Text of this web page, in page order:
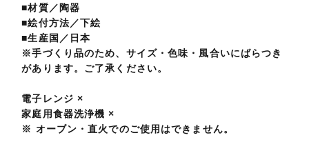
■材質／陶器
■絵付方法／下絵
■生産国／日本
※手づくり品のため、サイズ・色味・風合いにばらつき
があります。ご了承ください。
電子レンジ ×
家庭用食器洗浄機 ×
※ オーブン・直火でのご使用はできません。